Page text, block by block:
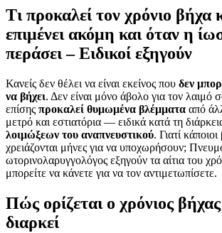
Τι προκαλεί τον χρόνιο βήχα
επιμένει ακόμη και όταν η
περάσει – Ειδικοί εξηγούν
Κανείς δεν θέλει να είναι εκείνος που δεν
να βήχει. Δεν είναι μόνο άβολο για τον λαιμό
επίσης προκαλεί θυμωμένα βλέμματα από
μετρό και εστιατόρια — ειδικά κατά τη
λοιμώξεων του αναπνευστικού. Γιατί
χρειάζονται μήνες για να υποχωρήσουν;
ωτορινολαρυγγολόγος εξηγούν τα αίτια του
μπορείτε να κάνετε για να τον αντιμετωπίσετε.
Πώς ορίζεται ο χρόνιος
διαρκεί